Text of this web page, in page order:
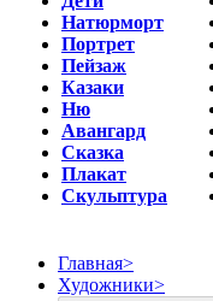
Натюрморт
Портрет
Пейзаж
Казаки
Ню
Авангард
Сказка
Плакат
Скульптура
Главная>
Художники>